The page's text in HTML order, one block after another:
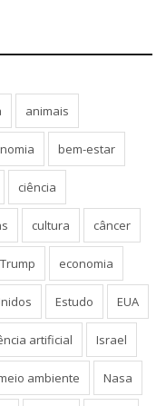
animais
bem-estar
ciência
cultura câncer
economia
Estudo EUA
artificial Israel
ambiente Nasa